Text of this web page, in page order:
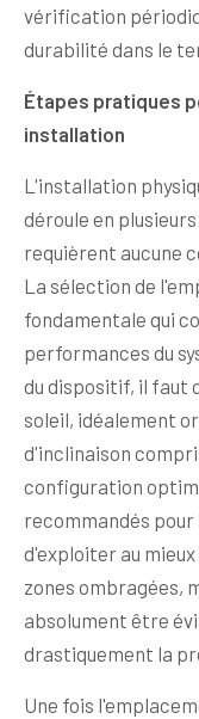
vérification
durabilité dans le
Étapes pratiques
installation
L'installation
déroule en
requièrent aucune
La sélection de
fondamentale qui
performances du
du dispositif, il faut
soleil, idéalement
d'inclinaison
configuration
recommandés
d'exploiter au
zones ombragées,
absolument être
drastiquement la
Une fois